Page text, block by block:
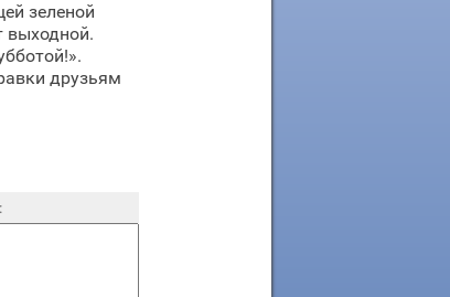
зеленой
выходной.
друзьям